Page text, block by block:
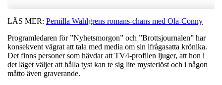
LÄS MER: Pernilla Wahlgrens romans-chans med Ola-Conny
Programledaren för ”Nyhetsmorgon” och ”Brottsjournalen” har
konsekvent vägrat att tala med media om sin ifrågasatta krönika.
Det finns personer som hävdar att TV4-profilen ljuger, att hon i
det läget väljer att hålla tyst kan te sig lite mysteriöst och i någon
måtto även graverande.